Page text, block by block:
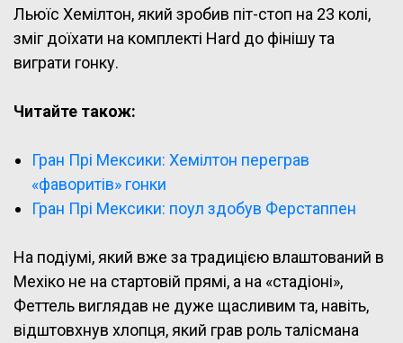
Льюїс Хемілтон, який зробив піт-стоп на 23 колі,
зміг доїхати на комплекті Hard до фінішу та
виграти гонку.
Читайте також:
Гран Прі Мексики: Хемілтон переграв
«фаворитів» гонки
Гран Прі Мексики: поул здобув Ферстаппен
На подіумі, який вже за традицією влаштований в
Мехіко не на стартовій прямі, а на «стадіоні»,
Феттель виглядав не дуже щасливим та, навіть,
відштовхнув хлопця, який грав роль талісмана